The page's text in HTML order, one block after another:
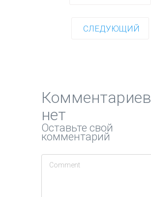
СЛЕДУЮЩИЙ
Комментариев
нет
Оставьте свой
комментарий